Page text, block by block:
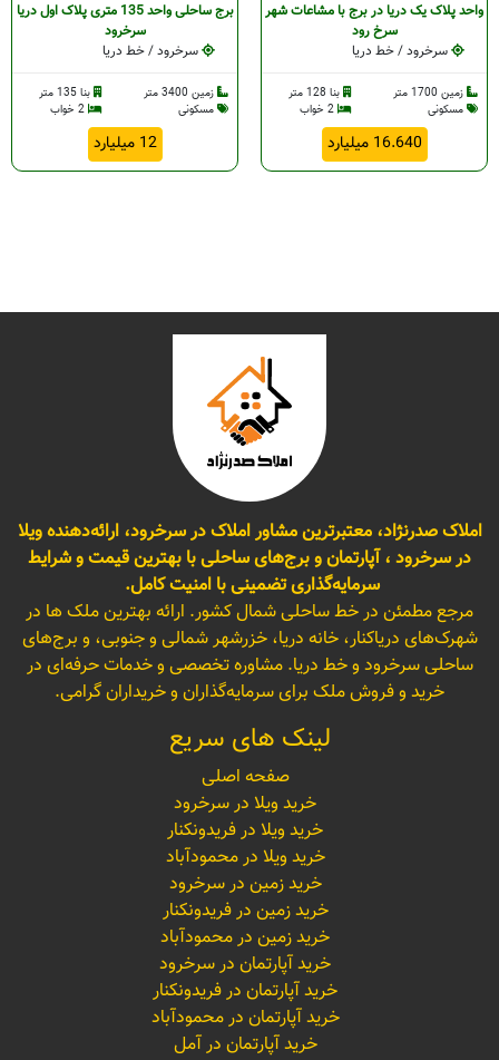
واحد پلاک یک دریا در برج با مشاعات شهر
سرخ رود
سرخرود / خط دریا
زمین 1700 متر
بنا 128 متر
مسکونی
16.640 میلیارد
برج ساحلی واحد 135 متری پلاک اول دریا
سرخرود
سرخرود / خط دریا
زمین 3400 متر
بنا 135 متر
مسکونی
12 میلیارد
املاک صدرنژاد، معتبرترین مشاور املاک در سرخرود، ارائه‌دهنده ویلا
در سرخرود ، آپارتمان و برج‌های ساحلی با بهترین قیمت و شرایط
سرمایه‌گذاری تضمینی با امنیت کامل.
مرجع مطمئن در خط ساحلی شمال کشور. ارائه بهترین ملک ها در
شهرک‌های دریاکنار، خانه دریا، خزرشهر شمالی و جنوبی، و برج‌های
ساحلی سرخرود و خط دریا. مشاوره تخصصی و خدمات حرفه‌ای در
خرید و فروش ملک برای سرمایه‌گذاران و خریداران گرامی.
لینک های سریع
صفحه اصلی
خرید ویلا در سرخرود
خرید ویلا در فریدونکنار
خرید ویلا در محمودآباد
خرید زمین در سرخرود
خرید زمین در فریدونکنار
خرید زمین در محمودآباد
خرید آپارتمان در سرخرود
خرید آپارتمان در فریدونکنار
خرید آپارتمان در محمودآباد
خرید آپارتمان در آمل